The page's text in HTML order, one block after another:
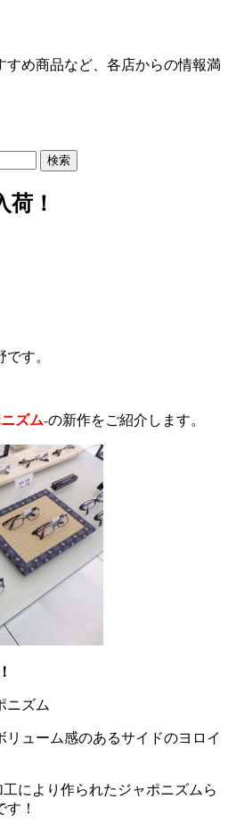
すめ商品など、各店からの情報満
荷！
す。
ズム-の新作をご紹介します。
リューム感のあるサイドのヨロイ
により作られたジャポニズムら
！